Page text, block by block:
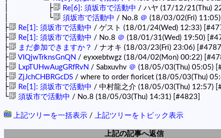
│ ├ Re[6]: 須坂市で活動中 / ハヤ (17/12/21(Thu)
│ └ 須坂市で活動中 / No.8 ＠ (18/03/02(Fri)
├ Re[1]: 須坂市で活動中 / ゲスト (18/01/24(Wed) 12:33)
├ Re[1]: 須坂市で活動中 / No.8 ＠ (18/01/31(Wed) 19:50)
├ まだ参加できますか？ / ナオキ (18/03/23(Fri) 23:06)
├ VIQjwTrknsGnQN / eyxxebtwgz (18/04/02(Mon) 00:22)
├ LxpTUHwAugGRfRvN / Sabxuvhv ＠ (18/05/03(Thu) 05:05)
├ ZjJchCHBRGcDS / where to order fioricet (18/05/03(Thu)
├ Re[1]: 須坂市で活動中 / 中村龍之介 (18/05/03(Thu) 12:57)
└ 須坂市で活動中 / No.8 (18/05/03(Thu) 14:31) [#4823]
上記ツリーを一括表示 / 上記ツリーをトピック表示
上記の記事へ返信